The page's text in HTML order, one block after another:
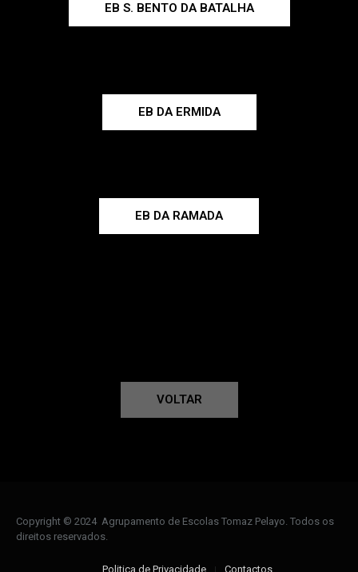
EB S. BENTO DA BATALHA
EB DA ERMIDA
EB DA RAMADA
VOLTAR
Copyright © 2024 Agrupamento de Escolas Tomaz Pelayo. Todos os
direitos reservados.
Politica de Privacidade Contactos